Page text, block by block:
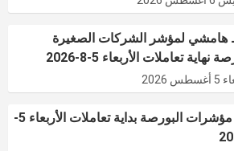
هامشي لمؤشر الشركات الصغيرة
نهاية تعاملات الأربعاء 5-8-2026
2026
تباين مؤشرات البورصة بداية تعاملات الأربعاء 5-